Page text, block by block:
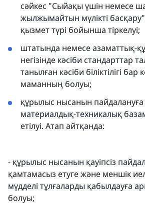
сәйкес "Сыйақы үшін немесе
жылжымайтын мүлікті
қызмет түрі бойынша тіркелуі;
штатында немесе азаматтық-
негізінде кәсіби стандарттар
танылған кәсіби біліктілігі бар
маманның болуы;
құрылыс нысанын пайдалануға
материалдық-техникалық
етілуі. Атап айтқанда:
- құрылыс нысанын қауіпсіз
қамтамасыз етуге және меншік
мүдделі тұлғаларды қабылдауға
болуы;